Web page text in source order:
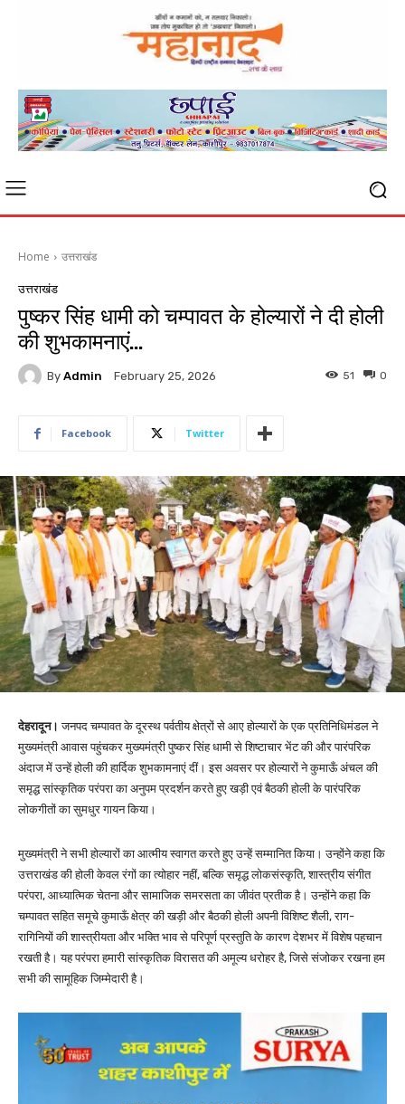
Home उत्तराखंड
उत्तराखंड
पुष्कर सिंह धामी को चम्पावत के होल्यारों ने दी होली
की शुभकामनाएं…
By Admin February 25, 2026 0
51
Facebook Twitter
देहरादून। जनपद चम्पावत के दूरस्थ पर्वतीय क्षेत्रों से आए होल्यारों के एक प्रतिनिधिमंडल ने
मुख्यमंत्री आवास पहुंचकर मुख्यमंत्री पुष्कर सिंह धामी से शिष्टाचार भेंट की और पारंपरिक
अंदाज में उन्हें होली की हार्दिक शुभकामनाएं दीं। इस अवसर पर होल्यारों ने कुमाऊँ अंचल की
समृद्ध सांस्कृतिक परंपरा का अनुपम प्रदर्शन करते हुए खड़ी एवं बैठकी होली के पारंपरिक
लोकगीतों का सुमधुर गायन किया।
मुख्यमंत्री ने सभी होल्यारों का आत्मीय स्वागत करते हुए उन्हें सम्मानित किया। उन्होंने कहा कि
उत्तराखंड की होली केवल रंगों का त्योहार नहीं, बल्कि समृद्ध लोकसंस्कृति, शास्त्रीय संगीत
परंपरा, आध्यात्मिक चेतना और सामाजिक समरसता का जीवंत प्रतीक है। उन्होंने कहा कि
चम्पावत सहित समूचे कुमाऊँ क्षेत्र की खड़ी और बैठकी होली अपनी विशिष्ट शैली, राग-
रागिनियों की शास्त्रीयता और भक्ति भाव से परिपूर्ण प्रस्तुति के कारण देशभर में विशेष पहचान
रखती है। यह परंपरा हमारी सांस्कृतिक विरासत की अमूल्य धरोहर है, जिसे संजोकर रखना हम
सभी की सामूहिक जिम्मेदारी है।